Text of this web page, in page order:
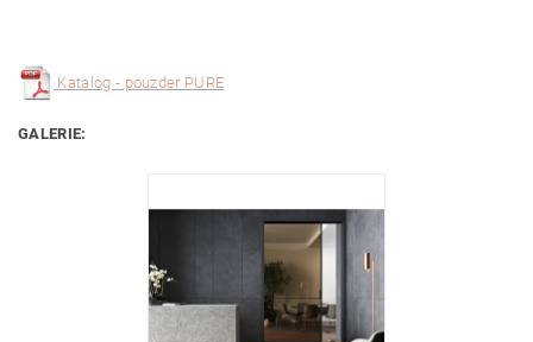
Katalog - pouzder PURE
GALERIE: